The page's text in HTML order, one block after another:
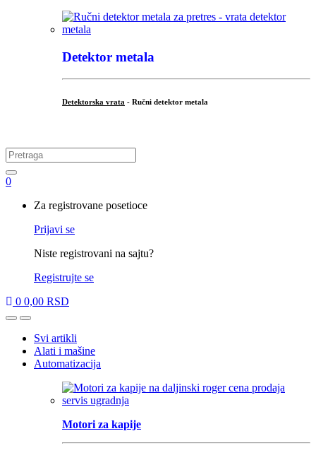
Detektor metala
Detektorska vrata - Ručni detektor metala
Search
for:
0
Za registrovane posetioce
Prijavi se
Niste registrovani na sajtu?
Registrujte se
0 0,00 RSD
OpenClose
Svi artikli
Alati i mašine
Automatizacija
Motori za kapije